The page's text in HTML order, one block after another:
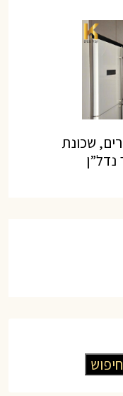
בהוד השרון, 5 חדרים, שכונת
נדל”ן
חיפוש